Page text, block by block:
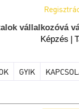
vállalkozóvá
Képzés |
GYIK